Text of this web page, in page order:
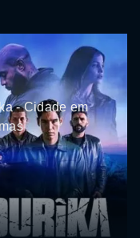
- Cidade em